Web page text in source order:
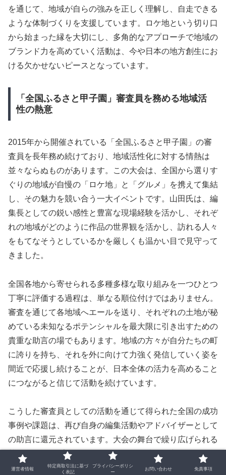
を通じて、地域が自らの強みを正しく理解し、自走できる
ような体制づくりを支援しています。ロケ地という切り口
から始まった縁を大切にし、多角的なアプローチで地域の
ブランド力を高めていく活動は、今や日本の地方創生にお
ける欠かせないピースとなっています。
「全国ふるさと甲子園」審査員を務める地域活
性の熱意
2015年から開催されている「全国ふるさと甲子園」の審
査員を長年務め続けており、地域活性化に対する情熱は
並々ならぬものがあります。この大会は、全国から選りす
ぐりの地域が自慢の「ロケ地」と「グルメ」を携えて集結
し、その魅力を競い合う一大イベントです。山田氏は、編
集長としての鋭い感性と豊富な現場経験を活かし、それぞ
れの地域がどのように作品の世界観を活かし、訪れる人々
をもてなそうとしているかを厳しくも温かい目で見守って
きました。
全国各地から寄せられる多種多様な取り組みを一つひとつ
丁寧に評価する過程は、単なる順位付けではありません。
審査を通じて各地域へエールを送り、それぞれの土地が秘
めている未知なるポテンシャルを最大限に引き出すための
貴重な助言の場でもあります。地域の方々が自分たちの町
に誇りを持ち、それを外に向けて力強く発信していく姿を
間近で応援し続けることが、日本全体の活力を高めること
につながると信じて活動を続けています。
こうした審査員としての活動を通じて得られた全国の成功
事例や課題は、再び自身の編集活動やアドバイザーとして
の助言に還元されています。大会の舞台で繰り広げられる
熱気あふれるプレゼンテーションや、地元の方々のひたむ
きな努力に触れるたびに、地域活性化のプロフェッショナ
運営者情報
特定商取引法に基づ
く表記
プライバシーポリシ
ー
お問い合わせ 免責事項